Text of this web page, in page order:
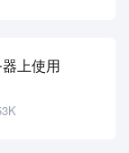
上使用